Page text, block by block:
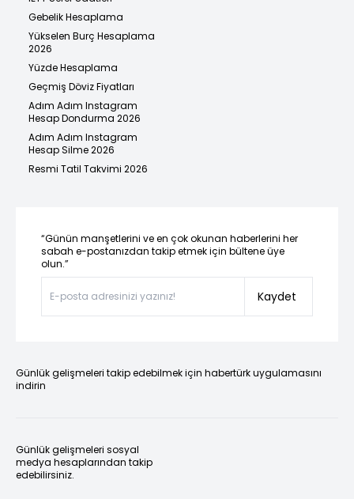
Gebelik Hesaplama
Yükselen Burç Hesaplama
2026
Yüzde Hesaplama
Geçmiş Döviz Fiyatları
Adım Adım Instagram
Hesap Dondurma 2026
Adım Adım Instagram
Hesap Silme 2026
Resmi Tatil Takvimi 2026
“Günün manşetlerini ve en çok okunan haberlerini her
sabah e-postanızdan takip etmek için bültene üye
olun.”
Kaydet
Günlük gelişmeleri takip edebilmek için habertürk uygulamasını
indirin
Günlük gelişmeleri sosyal
medya hesaplarından takip
edebilirsiniz.